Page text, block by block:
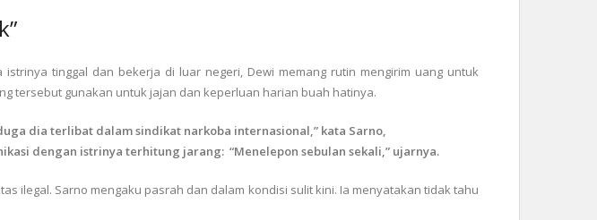
tinggal dan bekerja di luar negeri, Dewi memang rutin mengirim uang untuk
tersebut gunakan untuk jajan dan keperluan harian buah hatinya.
dia terlibat dalam sindikat narkoba internasional,” kata Sarno,
dengan istrinya terhitung jarang: “Menelepon sebulan sekali,” ujarnya.
ilegal. Sarno mengaku pasrah dan dalam kondisi sulit kini. Ia menyatakan tidak tahu